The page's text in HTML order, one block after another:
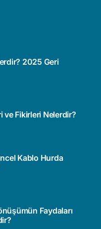
2025 Geri
ve Fikirleri Nelerdir?
Kablo Hurda
Faydaları